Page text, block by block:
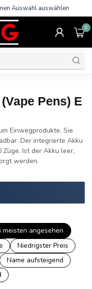
Auswahl auswählen
0
Pens) E
Einwegprodukte. Sie
Der integrierte Akku
Ist der Akku leer,
werden.
meisten angesehen
Niedrigster Preis
Name aufsteigend